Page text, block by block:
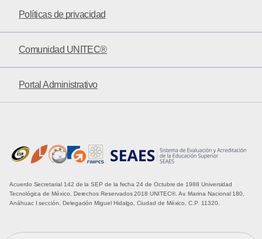
Políticas de privacidad
Comunidad UNITEC®
Portal Administrativo
Acuerdo Secretarial 142 de la SEP de la fecha 24 de Octubre de 1988 Universidad
Tecnológica de México. Derechos Reservados 2018 UNITEC®. Av. Marina Nacional 180,
Anáhuac I sección, Delegación Miguel Hidalgo, Ciudad de México, C.P. 11320.